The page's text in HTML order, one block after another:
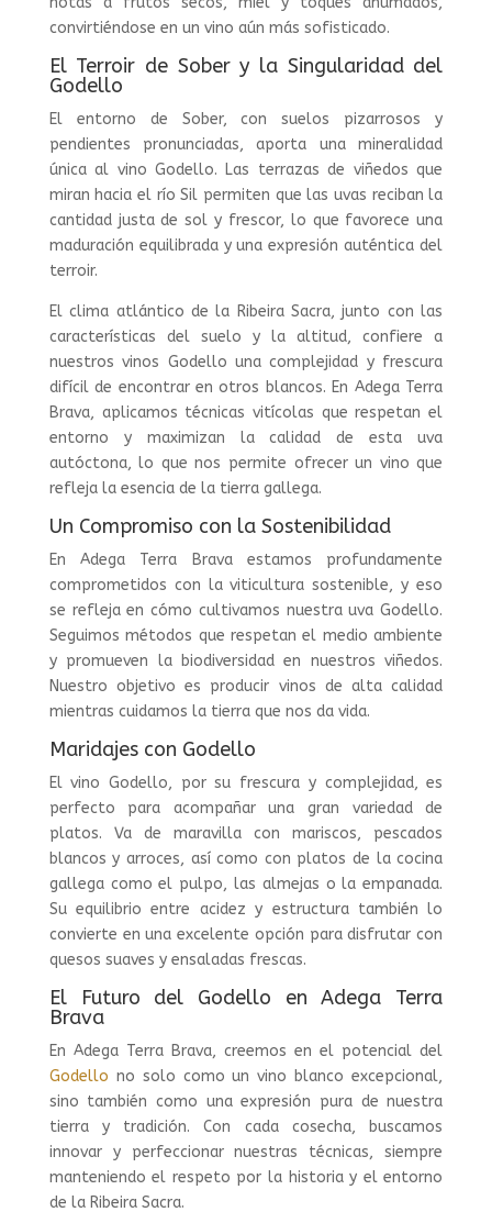
convirtiéndose en un vino aún más sofisticado.
El Terroir de Sober y la Singularidad del
Godello
El entorno de Sober, con suelos pizarrosos y
pendientes pronunciadas, aporta una mineralidad
única al vino Godello. Las terrazas de viñedos que
miran hacia el río Sil permiten que las uvas reciban la
cantidad justa de sol y frescor, lo que favorece una
maduración equilibrada y una expresión auténtica del
terroir.
El clima atlántico de la Ribeira Sacra, junto con las
características del suelo y la altitud, confiere a
nuestros vinos Godello una complejidad y frescura
difícil de encontrar en otros blancos. En Adega Terra
Brava, aplicamos técnicas vitícolas que respetan el
entorno y maximizan la calidad de esta uva
autóctona, lo que nos permite ofrecer un vino que
refleja la esencia de la tierra gallega.
Un Compromiso con la Sostenibilidad
En Adega Terra Brava estamos profundamente
comprometidos con la viticultura sostenible, y eso
se refleja en cómo cultivamos nuestra uva Godello.
Seguimos métodos que respetan el medio ambiente
y promueven la biodiversidad en nuestros viñedos.
Nuestro objetivo es producir vinos de alta calidad
mientras cuidamos la tierra que nos da vida.
Maridajes con Godello
El vino Godello, por su frescura y complejidad, es
perfecto para acompañar una gran variedad de
platos. Va de maravilla con mariscos, pescados
blancos y arroces, así como con platos de la cocina
gallega como el pulpo, las almejas o la empanada.
Su equilibrio entre acidez y estructura también lo
convierte en una excelente opción para disfrutar con
quesos suaves y ensaladas frescas.
El Futuro del Godello en Adega Terra
Brava
En Adega Terra Brava, creemos en el potencial del
Godello no solo como un vino blanco excepcional,
sino también como una expresión pura de nuestra
tierra y tradición. Con cada cosecha, buscamos
innovar y perfeccionar nuestras técnicas, siempre
manteniendo el respeto por la historia y el entorno
de la Ribeira Sacra.